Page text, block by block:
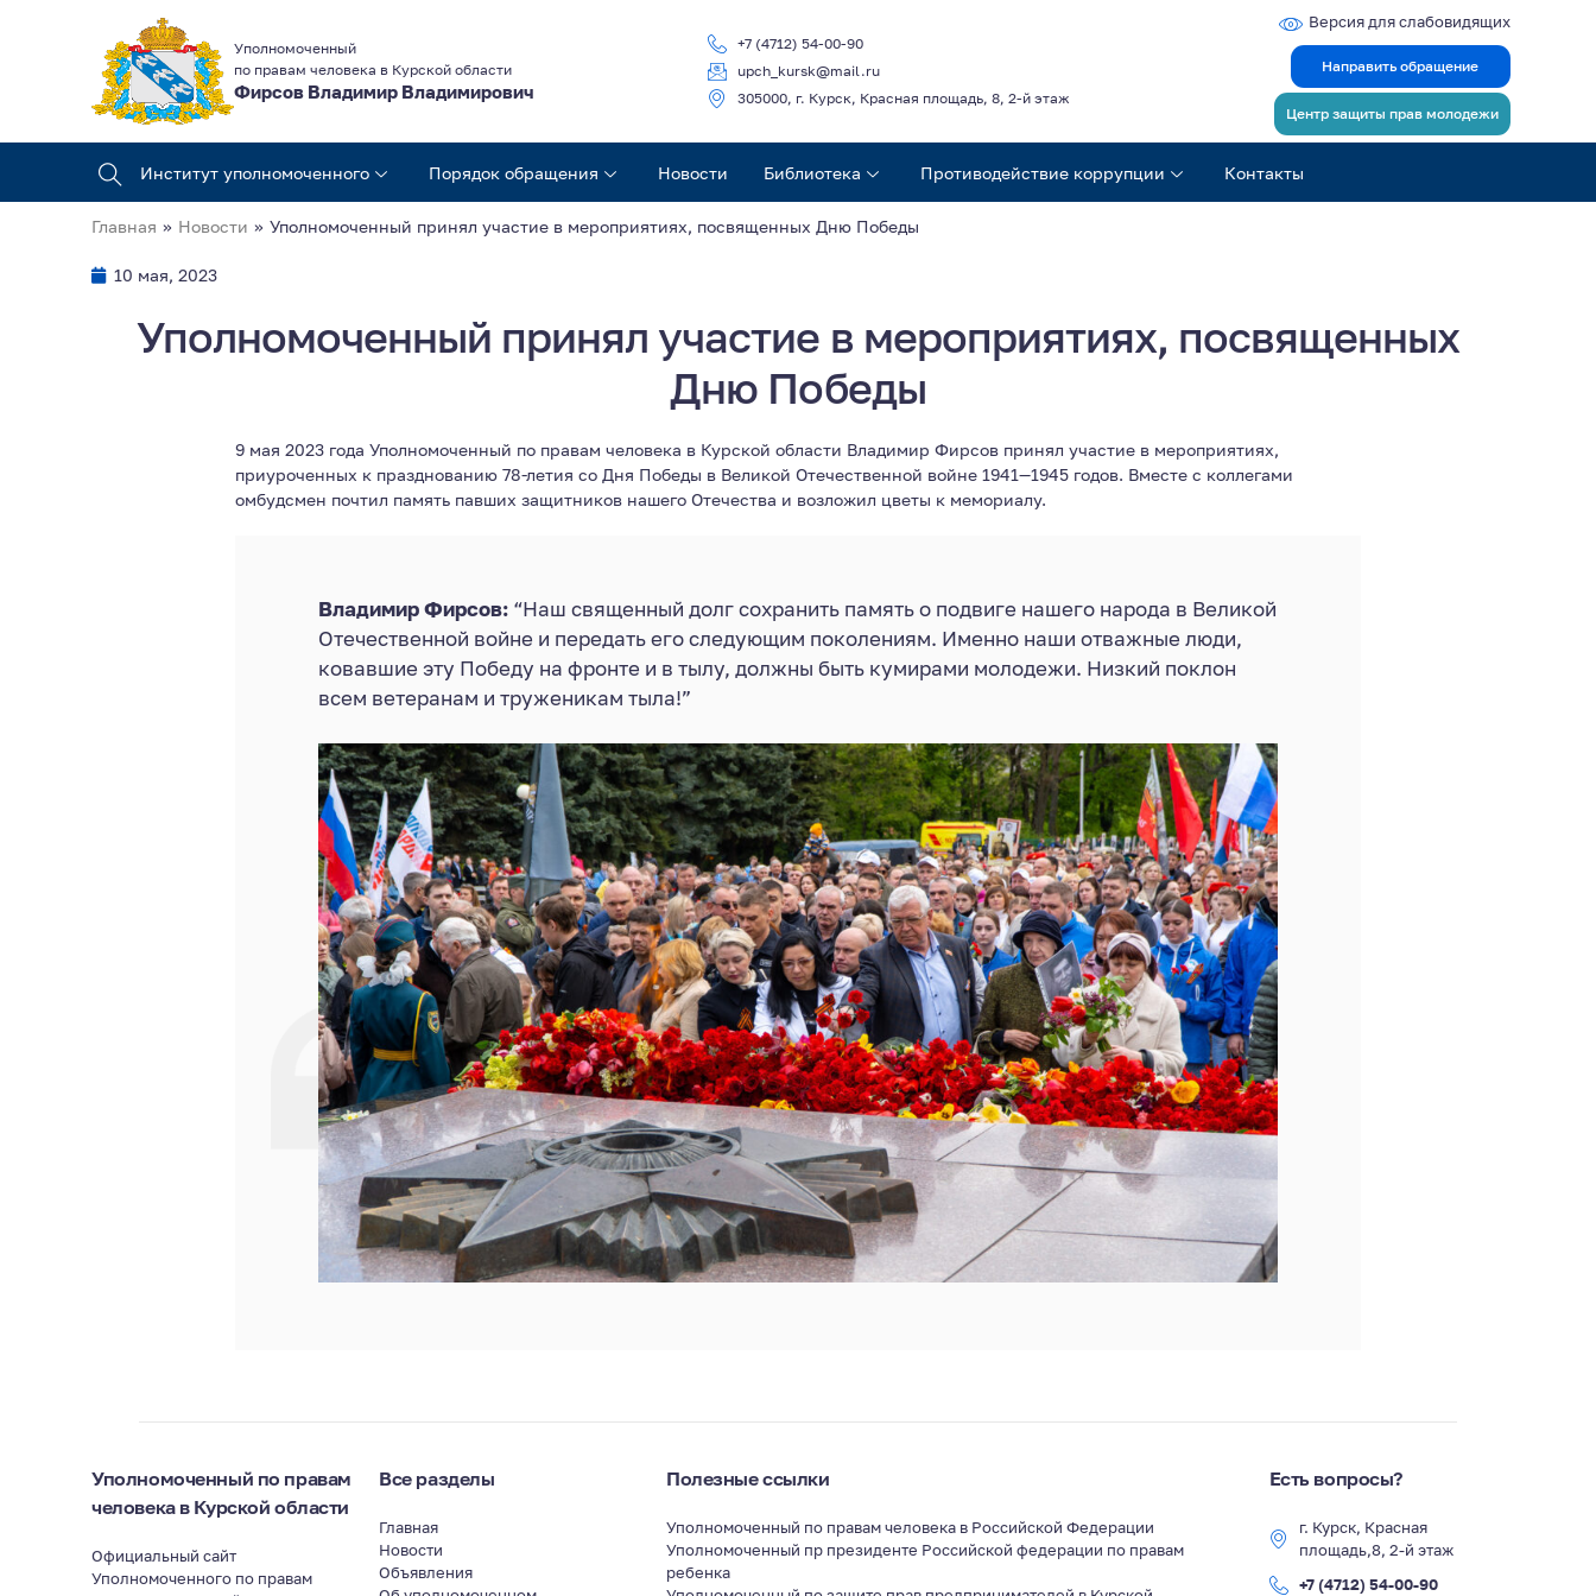
Уполномоченный
по правам человека в Курской области
Фирсов Владимир Владимирович
+7 (4712) 54-00-90
upch_kursk@mail.ru
305000, г. Курск, Красная площадь, 8, 2-й этаж
Версия для слабовидящих
Направить обращение
Центр защиты прав молодежи
Институт уполномоченного Порядок обращения Новости Библиотека Противодействие коррупции Контакты
Главная » Новости » Уполномоченный принял участие в мероприятиях, посвященных Дню Победы
10 мая, 2023
Уполномоченный принял участие в мероприятиях, посвященных
Дню Победы
9 мая 2023 года Уполномоченный по правам человека в Курской области Владимир Фирсов принял участие в мероприятиях,
приуроченных к празднованию 78-летия со Дня Победы в Великой Отечественной войне 1941—1945 годов. Вместе с коллегами
омбудсмен почтил память павших защитников нашего Отечества и возложил цветы к мемориалу.
Владимир Фирсов: “Наш священный долг сохранить память о подвиге нашего народа в Великой
Отечественной войне и передать его следующим поколениям. Именно наши отважные люди,
ковавшие эту Победу на фронте и в тылу, должны быть кумирами молодежи. Низкий поклон
всем ветеранам и труженикам тыла!”
Уполномоченный по правам
человека в Курской области
Официальный сайт
Уполномоченного по правам
Все разделы
Главная
Новости
Объявления
Полезные ссылки
Уполномоченный по правам человека в Российской Федерации
Уполномоченный пр президенте Российской федерации по правам
ребенка
Есть вопросы?
г. Курск, Красная
площадь,8, 2-й этаж
+7 (4712) 54-00-90